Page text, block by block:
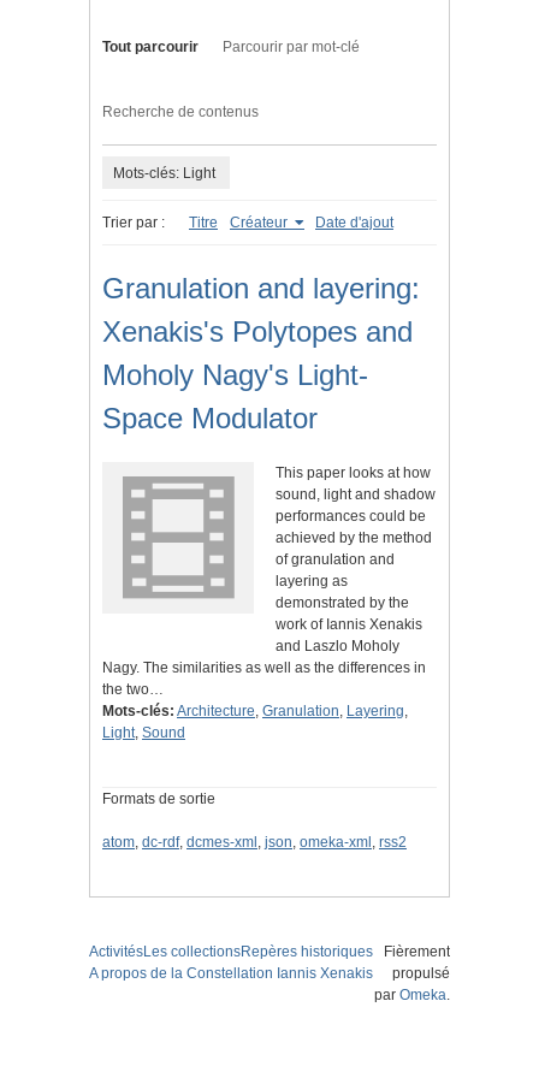
Tout parcourir Parcourir par mot-clé
Recherche de contenus
Mots-clés: Light
Trier par : Titre Créateur Date d'ajout
Granulation and layering:
Xenakis's Polytopes and
Moholy Nagy's Light-
Space Modulator
This paper looks at how
sound, light and shadow
performances could be
achieved by the method
of granulation and
layering as
demonstrated by the
work of Iannis Xenakis
and Laszlo Moholy
Nagy. The similarities as well as the differences in
the two…
Mots-clés: Architecture, Granulation, Layering,
Light, Sound
Formats de sortie
atom, dc-rdf, dcmes-xml , json, omeka-xml , rss2
ActivitésLes collectionsRepères historiques
A propos de la Constellation Iannis Xenakis
Fièrement
propulsé
par Omeka.